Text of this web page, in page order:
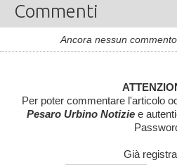
Commenti
Ancora nessun
Per poter commentare l'articolo
Pesaro Urbino Notiziee
Già